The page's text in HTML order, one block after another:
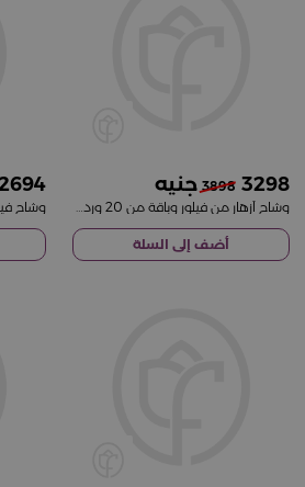
3298
3898
وشاح أزهار من فيلور وباقة من 20 وردة حمراء
أضف إلى السلة
2694